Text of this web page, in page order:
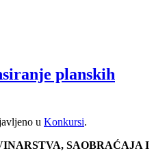
planskih
u Konkursi.
SAOBRAĆAJA I